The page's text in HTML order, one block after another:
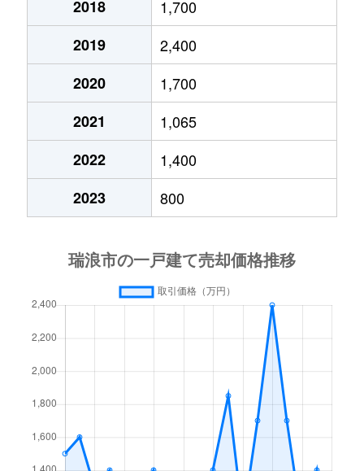
2018
1,700
2019
2,400
2020
1,700
2021
1,065
2022
1,400
2023
800